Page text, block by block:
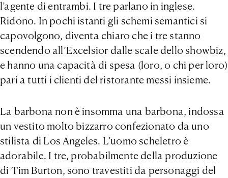
l’agente di entrambi. I tre parlano in inglese.
Ridono. In pochi istanti gli schemi semantici si
capovolgono, diventa chiaro che i tre stanno
scendendo all’Excelsior dalle scale dello showbiz,
e hanno una capacità di spesa (loro, o chi per loro)
pari a tutti i clienti del ristorante messi insieme.
La barbona non è insomma una barbona, indossa
un vestito molto bizzarro confezionato da uno
stilista di Los Angeles. L’uomo scheletro è
adorabile. I tre, probabilmente della produzione
di Tim Burton, sono travestiti da personaggi del